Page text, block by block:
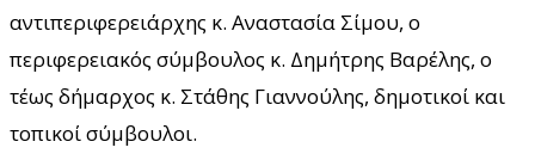
αντιπεριφερειάρχης κ. Αναστασία Σίμου, ο
περιφερειακός σύμβουλος κ. Δημήτρης Βαρέλης, ο
τέως δήμαρχος κ. Στάθης Γιαννούλης, δημοτικοί και
τοπικοί σύμβουλοι.